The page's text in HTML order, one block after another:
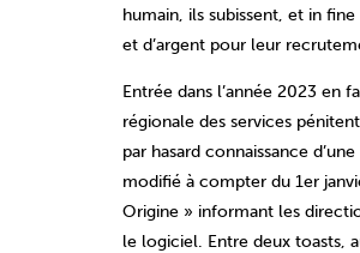
humain, ils subissent, et in
et d’argent pour leur
Entrée dans l’année 2023
régionale des services
par hasard connaissance
modifié à compter du 1er
Origine » informant les
le logiciel. Entre deux toasts,